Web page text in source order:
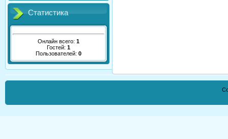
Статистика
Онлайн всего: 1
Гостей: 1
Пользователей: 0